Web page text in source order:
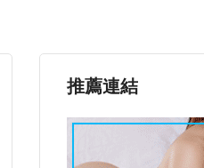
推薦連結